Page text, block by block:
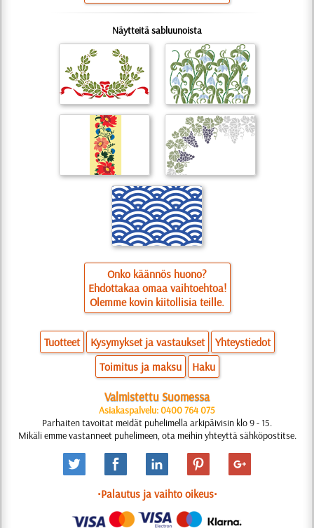
Näytteitä sabluunoista
Onko käännös huono?
Ehdottakaa omaa vaihtoehtoa!
Olemme kovin kiitollisia teille.
Tuotteet Kysymykset ja vastaukset
Yhteystiedot
Toimitus ja maksu
Haku
Valmistettu Suomessa
Asiakaspalvelu: 0400 764 075
Parhaiten tavoitat meidät puhelimella arkipäivisin klo 9 - 15.
Mikäli emme vastanneet puhelimeen, ota meihin yhteyttä sähköpostitse.
•Palautus ja vaihto oikeus•